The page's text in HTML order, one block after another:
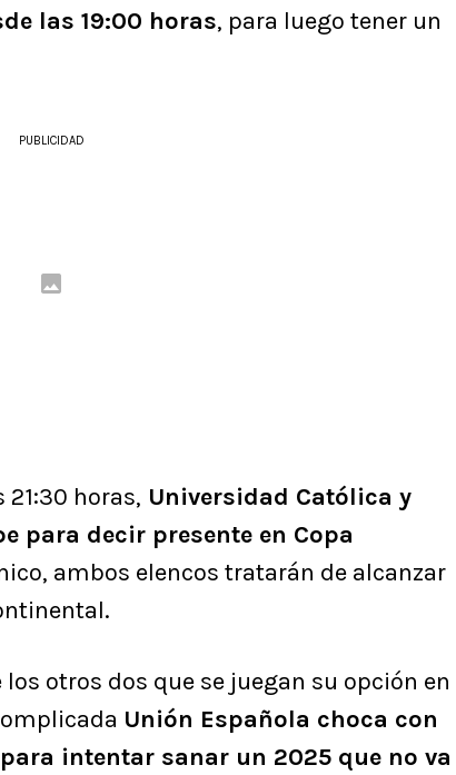
las 19:00 horas, para luego tener un
PUBLICIDAD
horas, Universidad Católica y
para decir presente en Copa
ambos elencos tratarán de alcanzar
otros dos que se juegan su opción en
Unión Española choca con
intentar sanar un 2025 que no va